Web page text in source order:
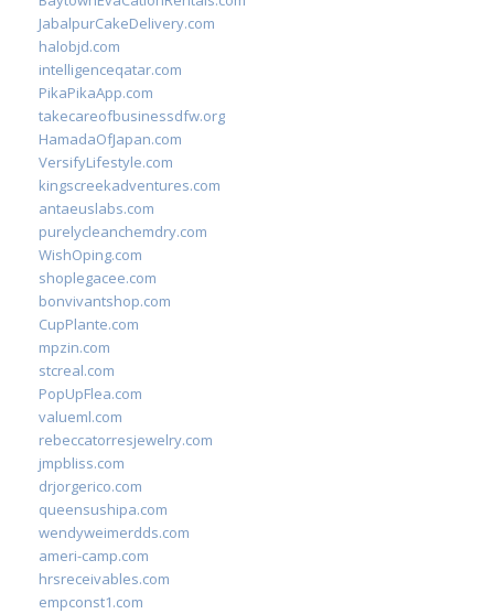
JabalpurCakeDelivery.com
halobjd.com
intelligenceqatar.com
PikaPikaApp.com
takecareofbusinessdfw.org
HamadaOfJapan.com
VersifyLifestyle.com
kingscreekadventures.com
antaeuslabs.com
purelycleanchemdry.com
WishOping.com
shoplegacee.com
bonvivantshop.com
CupPlante.com
mpzin.com
stcreal.com
PopUpFlea.com
valueml.com
rebeccatorresjewelry.com
jmpbliss.com
drjorgerico.com
queensushipa.com
wendyweimerdds.com
ameri-camp.com
hrsreceivables.com
empconst1.com